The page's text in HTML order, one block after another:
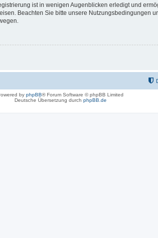
ist in wenigen Augenblicken erledigt und
Beachten Sie bitte unsere Nutzungsbedingungen
by phpBB® Forum Software © phpBB Limited
Deutsche Übersetzung durch phpBB.de